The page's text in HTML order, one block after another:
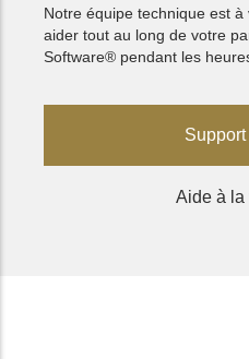
Notre équipe technique est
aider tout au long de votre
Software® pendant les
Support
Aide à la